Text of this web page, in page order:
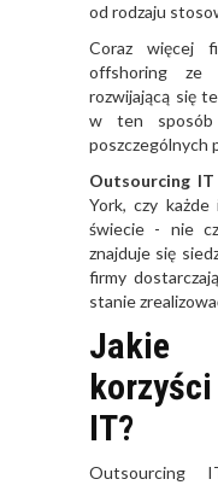
od rodzaju
Coraz więcej
offshoring ze
rozwijającą się
w ten sposób
poszczególnych
Outsourcing IT
York, czy
świecie - nie
znajduje się
firmy
stanie
Jakie
IT?
Outsourcing